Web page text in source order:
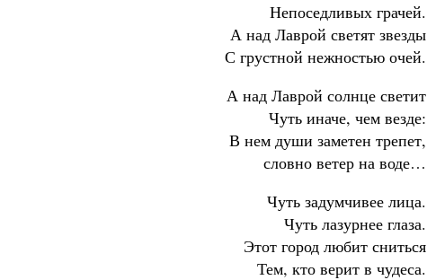
Непоседливых грачей.
А над Лаврой светят звезды
С грустной нежностью очей.
А над Лаврой солнце светит
Чуть иначе, чем везде:
В нем души заметен трепет,
словно ветер на воде…
Чуть задумчивее лица.
Чуть лазурнее глаза.
Этот город любит сниться
Тем, кто верит в чудеса.